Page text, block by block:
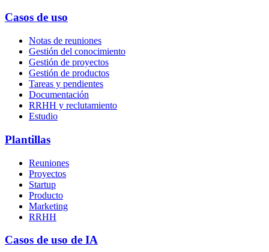
Casos de uso
Notas de reuniones
Gestión del conocimiento
Gestión de proyectos
Gestión de productos
Tareas y pendientes
Documentación
RRHH y reclutamiento
Estudio
Plantillas
Reuniones
Proyectos
Startup
Producto
Marketing
RRHH
Casos de uso de IA